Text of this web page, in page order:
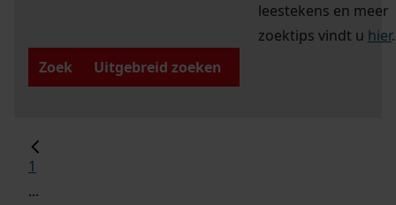
leestekens en meer
zoektips vindt u hier.
Zoek
Uitgebreid zoeken
1
...